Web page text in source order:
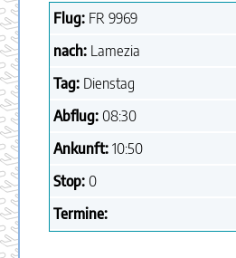
Flug: FR 9969
nach: Lamezia
Tag: Dienstag
Abflug: 08:30
Ankunft: 10:50
Stop: 0
Termine: